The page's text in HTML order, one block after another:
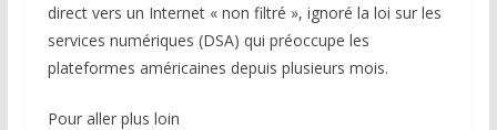
direct vers un Internet « non filtré », ignoré la loi sur les
services numériques (DSA) qui préoccupe les
plateformes américaines depuis plusieurs mois.
Pour aller plus loin